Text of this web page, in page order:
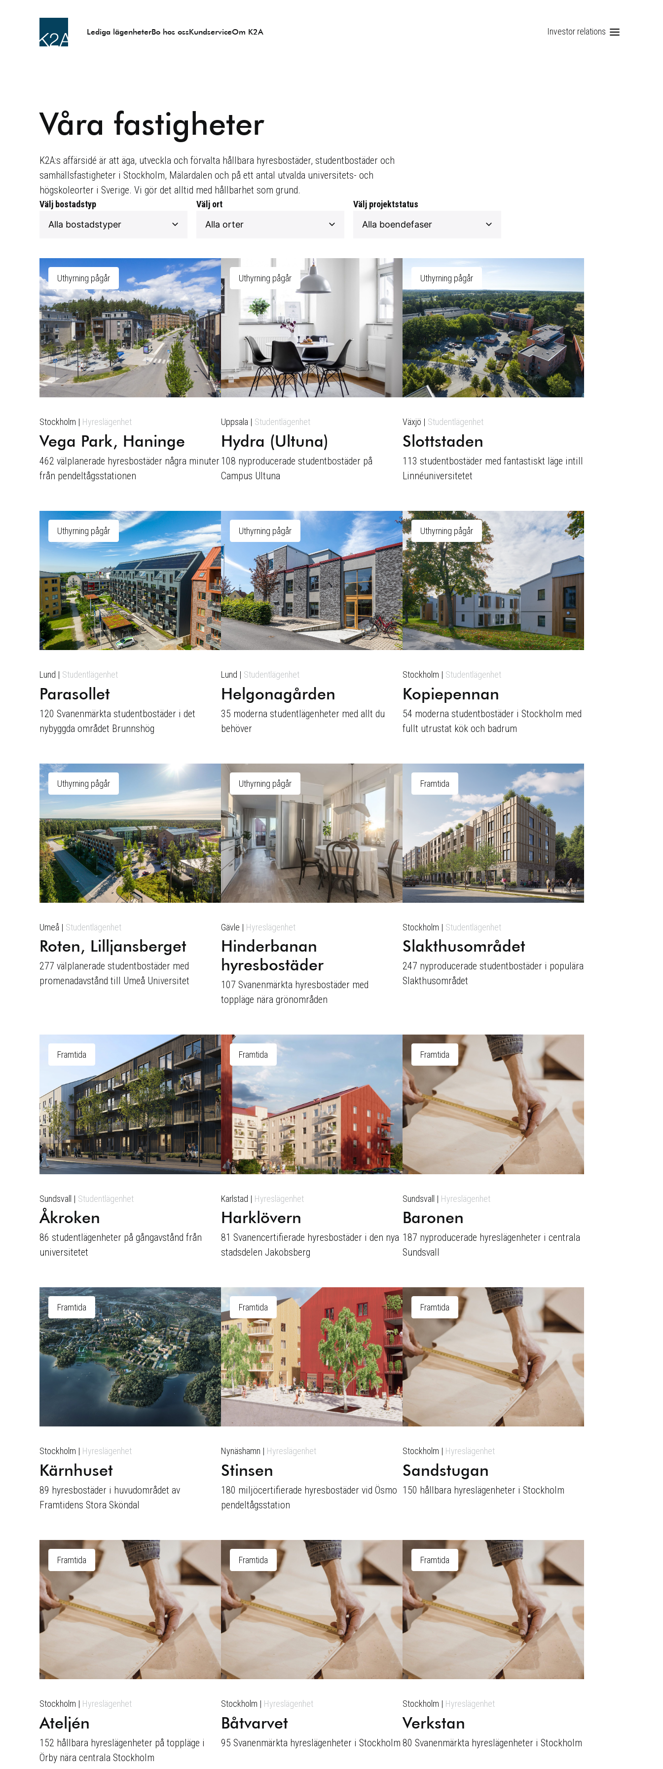
Lediga lägenheterBo hos ossKundserviceOm K2A Investor relations
Våra fastigheter
K2A:s affärsidé är att äga, utveckla och förvalta hållbara hyresbostäder, studentbostäder och
samhällsfastigheter i Stockholm, Mälardalen och på ett antal utvalda universitets- och
högskoleorter i Sverige. Vi gör det alltid med hållbarhet som grund.
Välj bostadstyp Välj ort Välj projektstatus
Filtrera
Uthyrning pågår
Stockholm Hyreslägenhet
Vega Park, Haninge
462 välplanerade hyresbostäder några minuter
från pendeltågsstationen
Uthyrning pågår
Uppsala Studentlägenhet
Hydra (Ultuna)
108 nyproducerade studentbostäder på
Campus Ultuna
Uthyrning pågår
Växjö Studentlägenhet
Slottstaden
113 studentbostäder med fantastiskt läge intill
Linnéuniversitetet
Uthyrning pågår
Lund Studentlägenhet
Parasollet
120 Svanenmärkta studentbostäder i det
nybyggda området Brunnshög
Uthyrning pågår
Lund Studentlägenhet
Helgonagården
35 moderna studentlägenheter med allt du
behöver
Uthyrning pågår
Stockholm Studentlägenhet
Kopiepennan
54 moderna studentbostäder i Stockholm med
fullt utrustat kök och badrum
Uthyrning pågår
Umeå Studentlägenhet
Roten, Lilljansberget
277 välplanerade studentbostäder med
promenadavstånd till Umeå Universitet
Uthyrning pågår
Gävle Hyreslägenhet
Hinderbanan
hyresbostäder
107 Svanenmärkta hyresbostäder med
toppläge nära grönområden
Framtida
Stockholm Studentlägenhet
Slakthusområdet
247 nyproducerade studentbostäder i populära
Slakthusområdet
Framtida
Sundsvall Studentlägenhet
Åkroken
86 studentlägenheter på gångavstånd från
universitetet
Framtida
Karlstad Hyreslägenhet
Harklövern
81 Svanencertifierade hyresbostäder i den nya
stadsdelen Jakobsberg
Framtida
Sundsvall Hyreslägenhet
Baronen
187 nyproducerade hyreslägenheter i centrala
Sundsvall
Framtida
Stockholm Hyreslägenhet
Kärnhuset
89 hyresbostäder i huvudområdet av
Framtidens Stora Sköndal
Framtida
Nynäshamn Hyreslägenhet
Stinsen
180 miljöcertifierade hyresbostäder vid Ösmo
pendeltågsstation
Framtida
Stockholm Hyreslägenhet
Sandstugan
150 hållbara hyreslägenheter i Stockholm
Framtida
Stockholm Hyreslägenhet
Ateljén
152 hållbara hyreslägenheter på toppläge i
Örby nära centrala Stockholm
Framtida
Stockholm Hyreslägenhet
Båtvarvet
95 Svanenmärkta hyreslägenheter i Stockholm
Framtida
Stockholm Hyreslägenhet
Verkstan
80 Svanenmärkta hyreslägenheter i Stockholm